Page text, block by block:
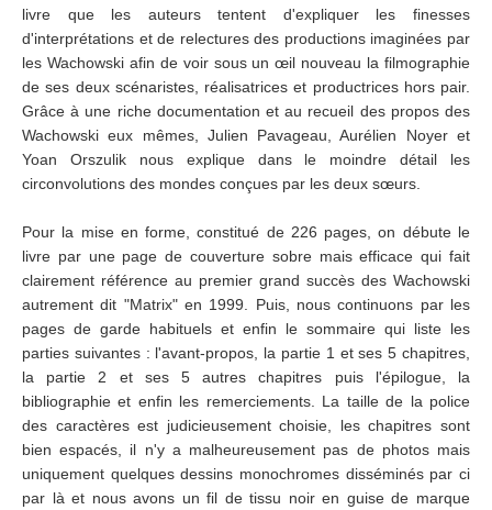
livre que les auteurs tentent d'expliquer les finesses
d'interprétations et de relectures des productions imaginées par
les Wachowski afin de voir sous un œil nouveau la filmographie
de ses deux scénaristes, réalisatrices et productrices hors pair.
Grâce à une riche documentation et au recueil des propos des
Wachowski eux mêmes, Julien Pavageau, Aurélien Noyer et
Yoan Orszulik nous explique dans le moindre détail les
circonvolutions des mondes conçues par les deux sœurs.
Pour la mise en forme, constitué de 226 pages, on débute le
livre par une page de couverture sobre mais efficace qui fait
clairement référence au premier grand succès des Wachowski
autrement dit "Matrix" en 1999. Puis, nous continuons par les
pages de garde habituels et enfin le sommaire qui liste les
parties suivantes : l'avant-propos, la partie 1 et ses 5 chapitres,
la partie 2 et ses 5 autres chapitres puis l'épilogue, la
bibliographie et enfin les remerciements. La taille de la police
des caractères est judicieusement choisie, les chapitres sont
bien espacés, il n'y a malheureusement pas de photos mais
uniquement quelques dessins monochromes disséminés par ci
par là et nous avons un fil de tissu noir en guise de marque